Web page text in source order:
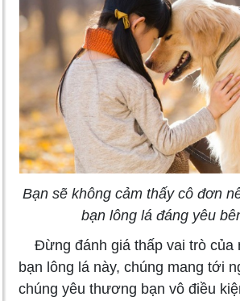
Bạn sẽ không cảm thấy cô đơn
bạn lông lá đáng yêu
Đừng đánh giá thấp vai trò của
bạn lông lá này, chúng mang tới
chúng yêu thương bạn vô điều